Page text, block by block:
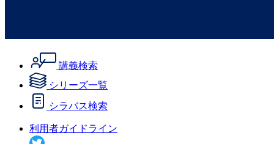
講義検索
シリーズ一覧
シラバス検索
利用者ガイドライン